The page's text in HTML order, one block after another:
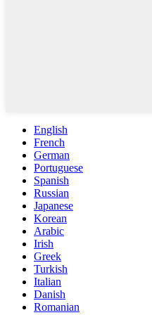
English
French
German
Portuguese
Spanish
Russian
Japanese
Korean
Arabic
Irish
Greek
Turkish
Italian
Danish
Romanian